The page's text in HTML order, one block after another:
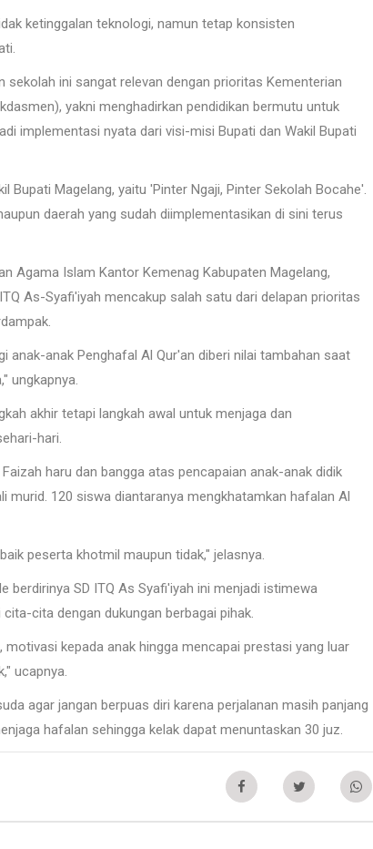
ketinggalan teknologi, namun tetap konsisten
sekolah ini sangat relevan dengan prioritas Kementerian
yakni menghadirkan pendidikan bermutu untuk
implementasi nyata dari visi-misi Bupati dan Wakil Bupati
Bupati Magelang, yaitu 'Pinter Ngaji, Pinter Sekolah Bocahe'.
daerah yang sudah diimplementasikan di sini terus
Agama Islam Kantor Kemenag Kabupaten Magelang,
As-Syafi'iyah mencakup salah satu dari delapan prioritas
anak-anak Penghafal Al Qur'an diberi nilai tambahan saat
ungkapnya.
akhir tetapi langkah awal untuk menjaga dan
hari.
haru dan bangga atas pencapaian anak-anak didik
murid. 120 siswa diantaranya mengkhatamkan hafalan Al
peserta khotmil maupun tidak," jelasnya.
berdirinya SD ITQ As Syafi'iyah ini menjadi istimewa
cita dengan dukungan berbagai pihak.
kepada anak hingga mencapai prestasi yang luar
ucapnya.
agar jangan berpuas diri karena perjalanan masih panjang
hafalan sehingga kelak dapat menuntaskan 30 juz.